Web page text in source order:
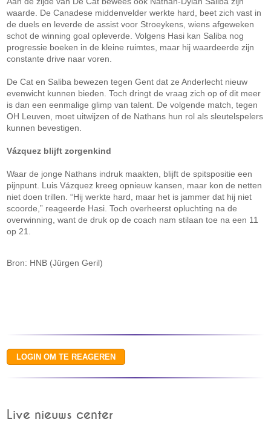
waarde. De Canadese middenvelder werkte hard, beet zich vast in
de duels en leverde de assist voor Stroeykens, wiens afgeweken
schot de winning goal opleverde. Volgens Hasi kan Saliba nog
progressie boeken in de kleine ruimtes, maar hij waardeerde zijn
constante drive naar voren.
De Cat en Saliba bewezen tegen Gent dat ze Anderlecht nieuw
evenwicht kunnen bieden. Toch dringt de vraag zich op of dit meer
is dan een eenmalige glimp van talent. De volgende match, tegen
OH Leuven, moet uitwijzen of de Nathans hun rol als sleutelspelers
kunnen bevestigen.
Vázquez blijft zorgenkind
Waar de jonge Nathans indruk maakten, blijft de spitspositie een
pijnpunt. Luis Vázquez kreeg opnieuw kansen, maar kon de netten
niet doen trillen. “Hij werkte hard, maar het is jammer dat hij niet
scoorde,” reageerde Hasi. Toch overheerst opluchting na de
overwinning, want de druk op de coach nam stilaan toe na een 11
op 21.
Bron: HNB (Jürgen Geril)
Live nieuws center